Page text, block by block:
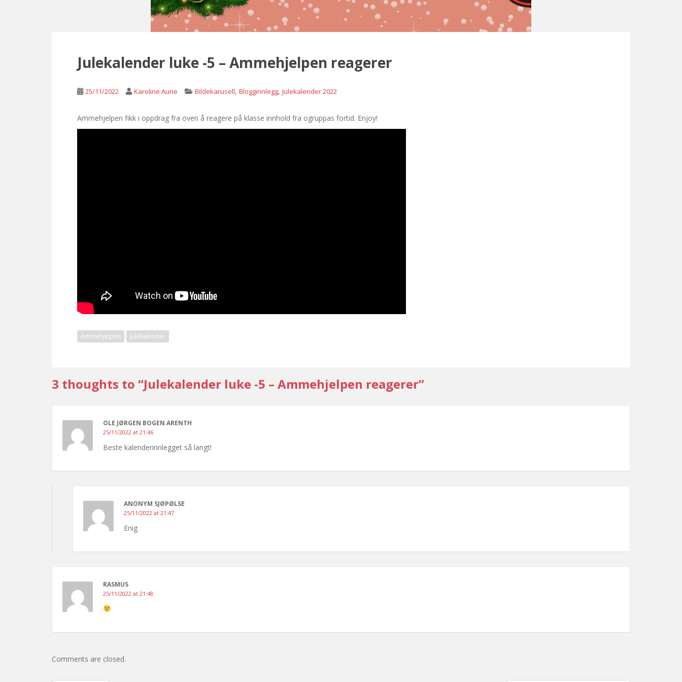
Julekalender luke -5 – Ammehjelpen reagerer
25/11/2022 Karoline Aune Bildekarusell, Blogginnlegg, Julekalender 2022
Ammehjelpen fikk i oppdrag fra oven å reagere på klasse innhold fra ogruppas fortid. Enjoy!
Ammehjelpen julekalender
3 thoughts to “Julekalender luke -5 – Ammehjelpen reagerer”
OLE JØRGEN BOGEN ARENTH
25/11/2022 at 21:46
Beste kalenderinnlegget så langt!
ANONYM SJØPØLSE
25/11/2022 at 21:47
Enig
RASMUS
25/11/2022 at 21:48
Comments are closed.